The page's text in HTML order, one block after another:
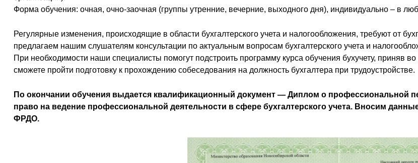
Форма обучения: очная, очно-заочная (группы утренние, вечерние, выходного дня), индивидуально – в
Регулярные изменения, происходящие в области бухгалтерского учета и налогообложения, требуют от
предлагаем нашим слушателям консультации по актуальным вопросам бухгалтерского учета и
При необходимости наши специалисты помогут подстроить программу курса обучения бухучету, приняв
сможете пройти подготовку к прохождению собеседования на должность бухгалтера при трудоустройстве.
По окончании обучения выдается квалификационный документ — Диплом о профессиональной
право на ведение профессиональной деятельности в сфере бухгалтерского учета. Вносим
ФРДО.